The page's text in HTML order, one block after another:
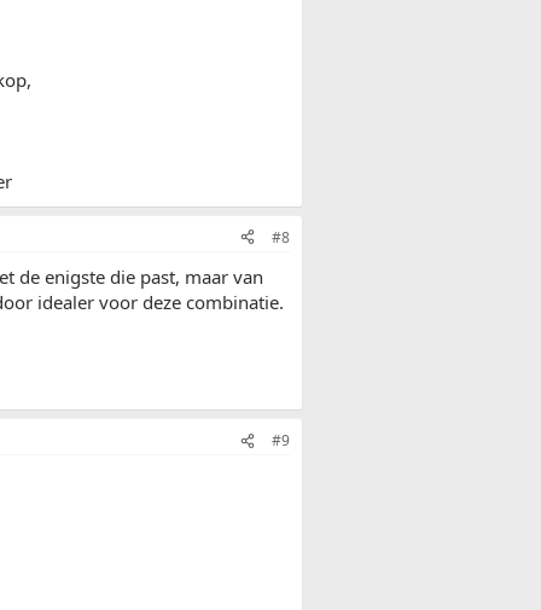
#8
de enigste die past, maar van
idealer voor deze combinatie.
#9